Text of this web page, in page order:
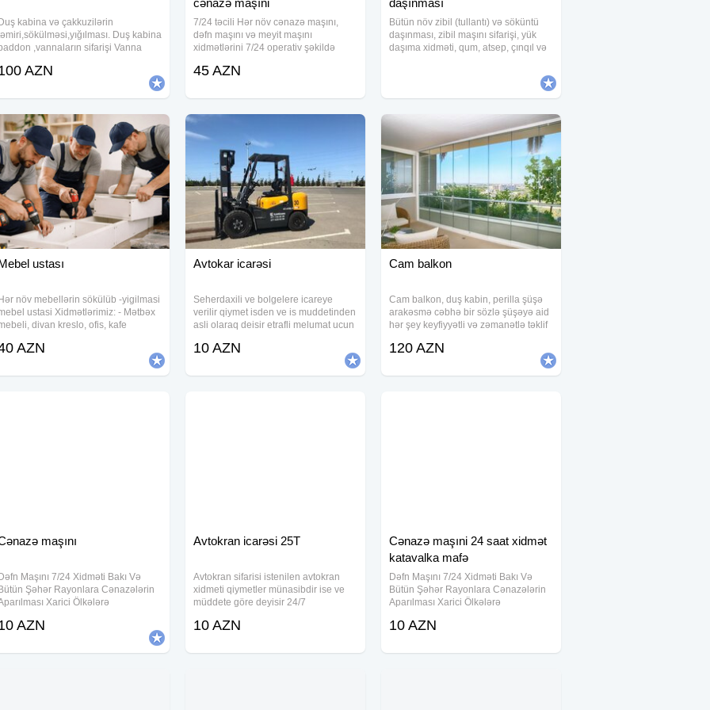
Duş kabina və çakkuzilərin
Duş kabina
,vannaların sifarişi Vanna
smistitellərin
AZN
cənazə maşıni
7/24 təcili Hər növ cənazə maşını,
dəfn maşını və meyit maşını
xidmətlərini 7/24 operativ şəkildə
komandamızla günün hər saatı
daşınması və tabut maşını
45 AZN
daşınması
Bütün növ zibil (tullantı) və söküntü
daşınması, zibil maşını sifarişi, yük
daşıma xidməti, qum, atsep, çınqıl və
ustası
Hər növ mebellərin sökülüb -yigilmasi
ustasi Xidmətlərimiz: - Mətbəx
divan kreslo, ofis, kafe
quraşdırılması, - pol parketin
AZN
Avtokar icarəsi
Seherdaxili ve bolgelere icareye
verilir qiymet isden ve is muddetinden
asli olaraq deisir etrafli melumat ucun
Avtokran xidmetlerimizde movcuddur
10 AZN
Cam balkon
Cam balkon, duş kabin, perilla şüşə
arakəsmə cəbhə bir sözlə şüşəyə aid
hər şey keyfiyyətli və zəmanətlə təklif
sistemindən istifadə etmə imkanı da
var. Temperli şüşə səs izolyasiyasını
120 AZN
maşını
Dəfn Maşını 7/24 Xidməti Bakı Və
Bütün Şəhər Rayonlara Cənazələrin
Xarici Ölkələrə
Fəhlə Xidməti Var Tabutlar,
Çadır
AZN
Avtokran icarəsi 25T
Avtokran sifarisi istenilen avtokran
xidmeti qiymetler münasibdir ise ve
müddete göre deyisir 24/7
senedleri FHN sertifkatları var
olunur
10 AZN
Cənazə maşıni 24 saat xidmət
katavalka mafə
Dəfn Maşını 7/24 Xidməti Bakı Və
Bütün Şəhər Rayonlara Cənazələrin
Aparılması Xarici Ölkələrə
Yuyulması, Fəhlə Xidməti Var Tabutlar,
Kirayə Çadır
10 AZN